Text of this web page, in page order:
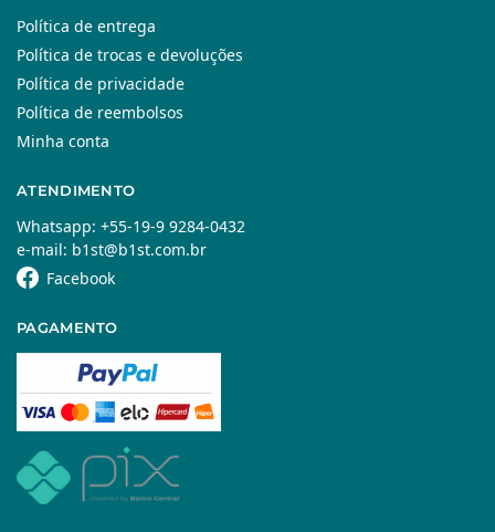
Política de entrega
Política de trocas e devoluções
Política de privacidade
Política de reembolsos
Minha conta
ATENDIMENTO
Whatsapp: +55-19-9 9284-0432
e-mail: b1st@b1st.com.br
Facebook
PAGAMENTO